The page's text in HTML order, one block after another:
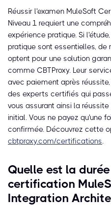
Réussir l'examen MuleSoft
Niveau 1 requiert une
expérience pratique. Si
pratique sont essentielles, de
optent pour une solution
comme CBTProxy. Leur
avec paiement après
des experts certifiés qui
vous assurant ainsi la
initial. Vous ne payez qu'une
confirmée. Découvrez cette
cbtproxy.com/certifications.
Quelle est la
certification
Integration